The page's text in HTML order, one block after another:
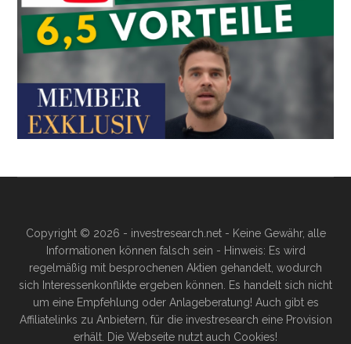
Copyright © 2026 - investresearch.net - Keine Gewähr, alle
Informationen können falsch sein - Hinweis: Es wird
regelmäßig mit besprochenen Aktien gehandelt, wodurch
sich Interessenkonflikte ergeben können. Es handelt sich nicht
um eine Empfehlung oder Anlageberatung! Auch gibt es
Affiliatelinks zu Anbietern, für die investresearch eine Provision
erhält. Die Webseite nutzt auch Cookies!